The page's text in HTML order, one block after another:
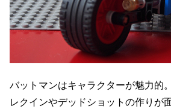
バットマンはキャラクターが魅力的
レクインやデッドショットの作りが